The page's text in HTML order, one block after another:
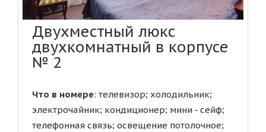
Двухместный люкс
двухкомнатный в корпусе
№ 2
Что в номере: телевизор; холодильник;
электрочайник; кондиционер; мини - сейф;
телефонная связь; освещение потолочное;